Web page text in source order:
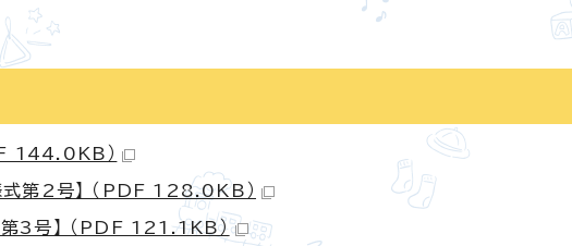
144.0KB）
式第2号】 （PDF 128.0KB）
3号】 （PDF 121.1KB）